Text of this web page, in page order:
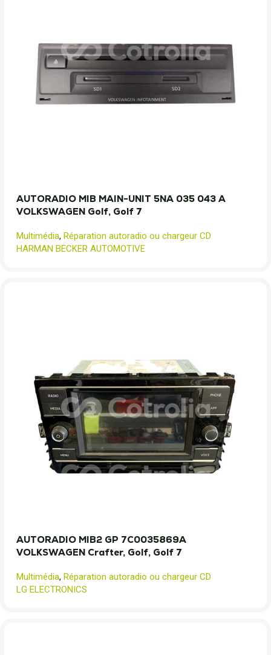
AUTORADIO MIB MAIN-UNIT 5NA 035 043 A
VOLKSWAGEN Golf, Golf 7
Multimédia, Réparation autoradio ou chargeur CD
HARMAN BECKER AUTOMOTIVE
AUTORADIO MIB2 GP 7C0035869A
VOLKSWAGEN Crafter, Golf, Golf 7
Multimédia, Réparation autoradio ou chargeur CD
LG ELECTRONICS